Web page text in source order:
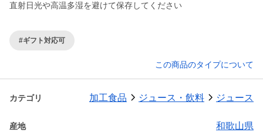
直射日光や高温多湿を避けて保存してください
#ギフト対応可
この商品のタイプについて
カテゴリ 加工食品 ジュース・飲料 ジュース
産地 和歌山県